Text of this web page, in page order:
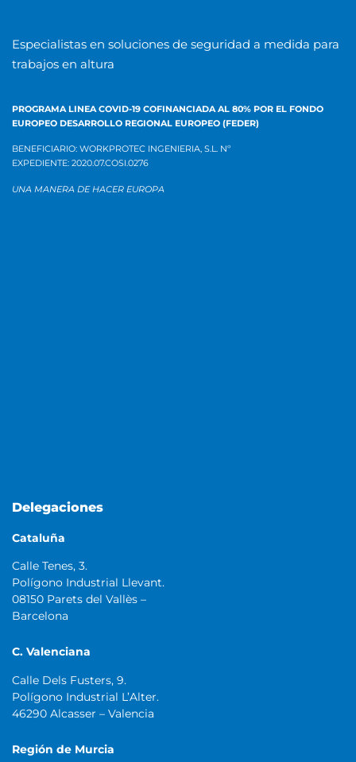
Especialistas en soluciones de seguridad a medida para
trabajos en altura
PROGRAMA LINEA COVID-19 COFINANCIADA AL 80% POR EL FONDO
EUROPEO DESARROLLO REGIONAL EUROPEO (FEDER)
BENEFICIARIO: WORKPROTEC INGENIERIA, S.L. Nº
EXPEDIENTE: 2020.07.COSI.0276
UNA MANERA DE HACER EUROPA
Delegaciones
Cataluña
Calle Tenes, 3.
Polígono Industrial Llevant.
08150 Parets del Vallès –
Barcelona
C. Valenciana
Calle Dels Fusters, 9.
Polígono Industrial L’Alter.
46290 Alcasser – Valencia
Región de Murcia